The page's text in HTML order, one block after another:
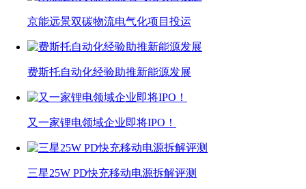
京能远景双碳物流电气化项目投运
费斯托自动化经验助推新能源发展
又一家锂电领域企业即将IPO！
三星25W PD快充移动电源拆解评测